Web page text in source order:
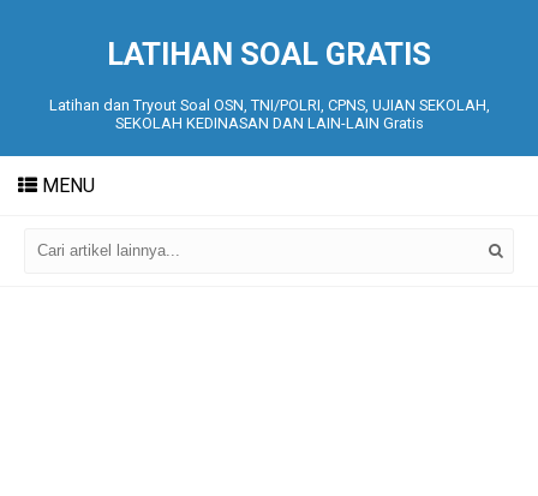
LATIHAN SOAL GRATIS
Latihan dan Tryout Soal OSN, TNI/POLRI, CPNS, UJIAN SEKOLAH,
SEKOLAH KEDINASAN DAN LAIN-LAIN Gratis
MENU